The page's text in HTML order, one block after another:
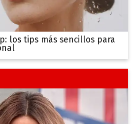
los tips más sencillos para